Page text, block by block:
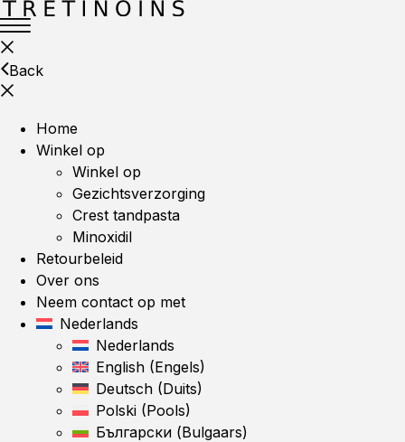
Back
Home
Winkel op
Winkel op
Gezichtsverzorging
Crest tandpasta
Minoxidil
Retourbeleid
Over ons
Neem contact op met
Nederlands
Nederlands
English (Engels)
Deutsch (Duits)
Polski (Pools)
Български (Bulgaars)